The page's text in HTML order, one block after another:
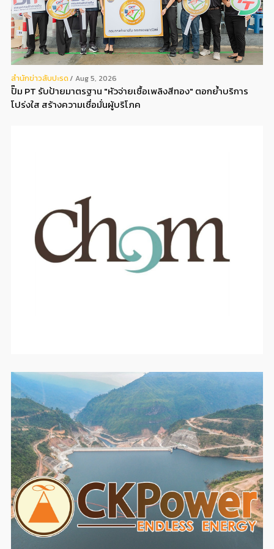
สํานักข่าวสับปะรด Aug 5, 2026
ปั๊ม PT รับป้ายมาตรฐาน "หัวจ่ายเชื้อเพลิงสีทอง" ตอกย้ำบริการ
โปร่งใส สร้างความเชื่อมั่นผู้บริโภค